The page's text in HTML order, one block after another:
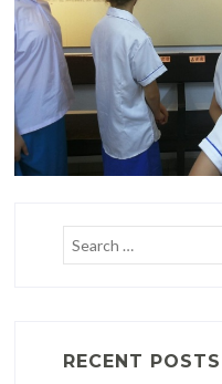
RECENT POSTS